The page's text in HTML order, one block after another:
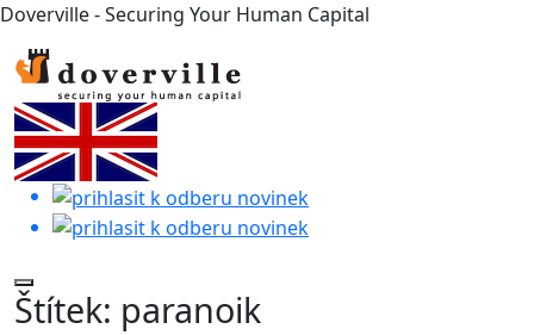
Doverville - Securing Your Human Capital
Štítek: paranoik